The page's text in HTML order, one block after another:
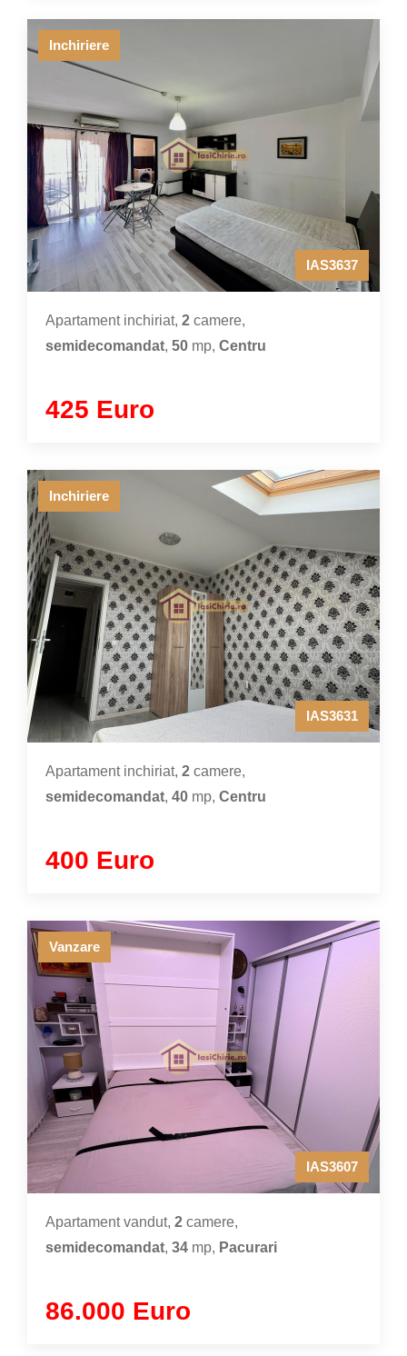
Inchiriere
IAS3637
Apartament inchiriat, 2 camere,
semidecomandat, 50 mp, Centru
425 Euro
Inchiriere
IAS3631
Apartament inchiriat, 2 camere,
semidecomandat, 40 mp, Centru
400 Euro
Vanzare
IAS3607
Apartament vandut, 2 camere,
semidecomandat, 34 mp, Pacurari
86.000 Euro